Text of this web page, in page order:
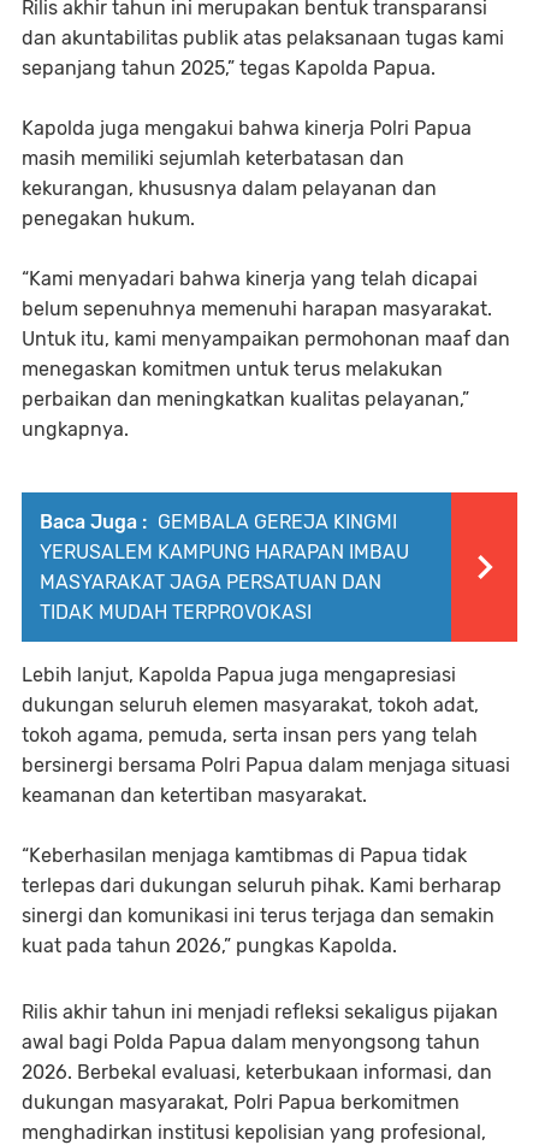
Rilis akhir tahun ini merupakan bentuk transparansi
dan akuntabilitas publik atas pelaksanaan tugas kami
sepanjang tahun 2025,” tegas Kapolda Papua.
Kapolda juga mengakui bahwa kinerja Polri Papua
masih memiliki sejumlah keterbatasan dan
kekurangan, khususnya dalam pelayanan dan
penegakan hukum.
“Kami menyadari bahwa kinerja yang telah dicapai
belum sepenuhnya memenuhi harapan masyarakat.
Untuk itu, kami menyampaikan permohonan maaf dan
menegaskan komitmen untuk terus melakukan
perbaikan dan meningkatkan kualitas pelayanan,”
ungkapnya.
Baca Juga : GEMBALA GEREJA KINGMI
YERUSALEM KAMPUNG HARAPAN IMBAU
MASYARAKAT JAGA PERSATUAN DAN
TIDAK MUDAH TERPROVOKASI
Lebih lanjut, Kapolda Papua juga mengapresiasi
dukungan seluruh elemen masyarakat, tokoh adat,
tokoh agama, pemuda, serta insan pers yang telah
bersinergi bersama Polri Papua dalam menjaga situasi
keamanan dan ketertiban masyarakat.
“Keberhasilan menjaga kamtibmas di Papua tidak
terlepas dari dukungan seluruh pihak. Kami berharap
sinergi dan komunikasi ini terus terjaga dan semakin
kuat pada tahun 2026,” pungkas Kapolda.
Rilis akhir tahun ini menjadi refleksi sekaligus pijakan
awal bagi Polda Papua dalam menyongsong tahun
2026. Berbekal evaluasi, keterbukaan informasi, dan
dukungan masyarakat, Polri Papua berkomitmen
menghadirkan institusi kepolisian yang profesional,